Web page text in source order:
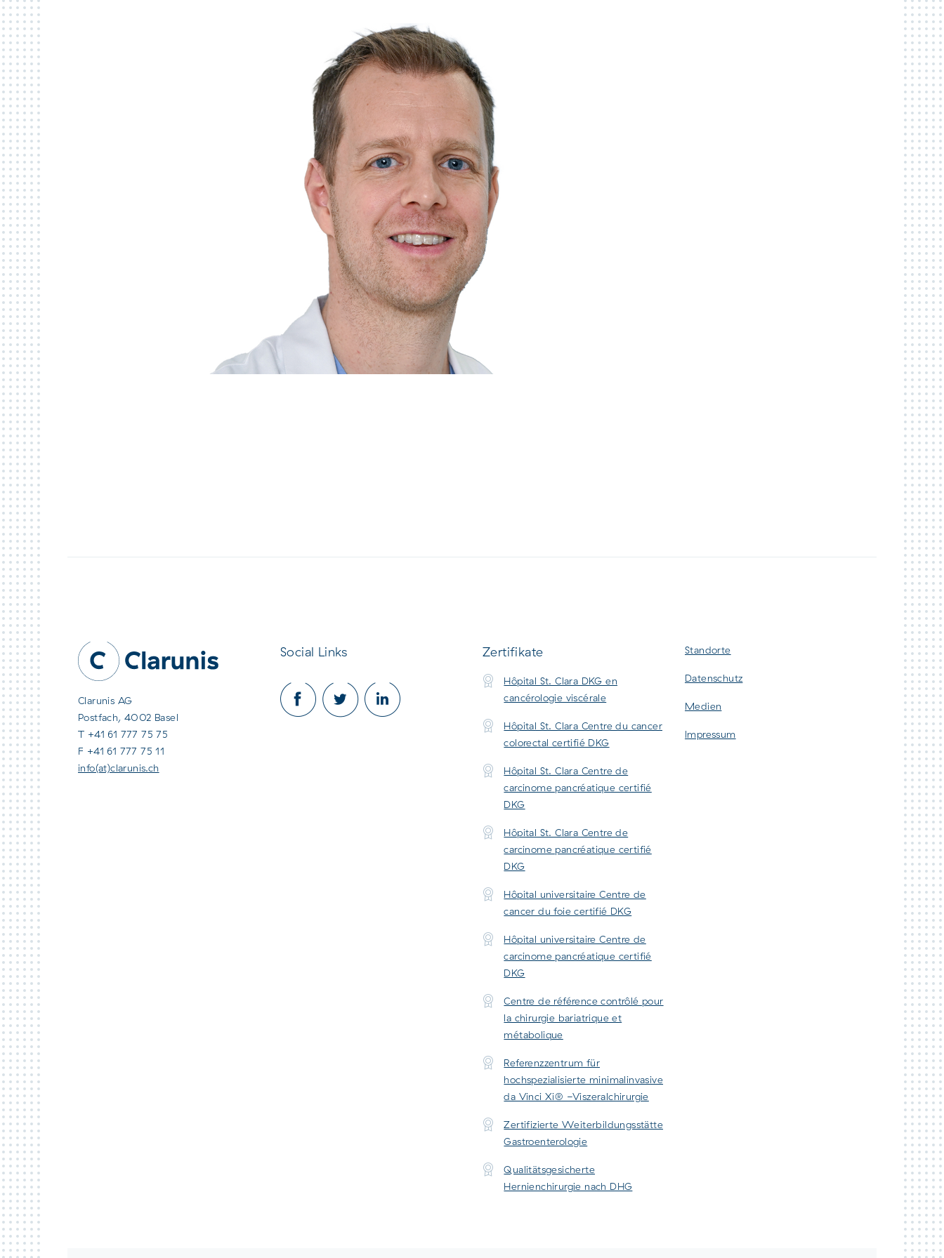
Clarunis AG
Postfach, 4002 Basel
T +41 61 777 75 75
F +41 61 777 75 11
info(at)clarunis.ch
Social Links Zertifikate
Hôpital St. Clara DKG en
cancérologie viscérale
Hôpital St. Clara Centre du cancer
colorectal certifié DKG
Hôpital St. Clara Centre de
carcinome pancréatique certifié
DKG
Hôpital St. Clara Centre de
carcinome pancréatique certifié
DKG
Hôpital universitaire Centre de
cancer du foie certifié DKG
Hôpital universitaire Centre de
carcinome pancréatique certifié
DKG
Centre de référence contrôlé pour
la chirurgie bariatrique et
métabolique
Referenzzentrum für
hochspezialisierte minimalinvasive
da Vinci Xi® -Viszeralchirurgie
Zertifizierte Weiterbildungsstätte
Gastroenterologie
Qualitätsgesicherte
Hernienchirurgie nach DHG
Standorte
Datenschutz
Medien
Impressum